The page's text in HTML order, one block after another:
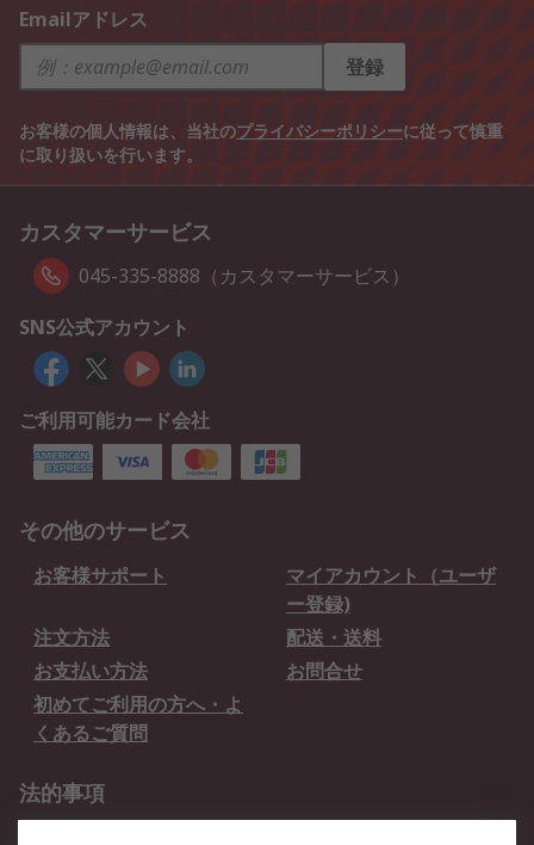
Emailアドレス
登録
お客様の個人情報は、当社のプライバシーポリシーに従って慎重
に取り扱いを行います。
カスタマーサービス
045-335-8888（カスタマーサービス）
SNS公式アカウント
ご利用可能カード会社
その他のサービス
お客様サポート
マイアカウント（ユーザ
ー登録)
注文方法
配送・送料
お支払い方法
お問合せ
初めてご利用の方へ・よ
くあるご質問
法的事項